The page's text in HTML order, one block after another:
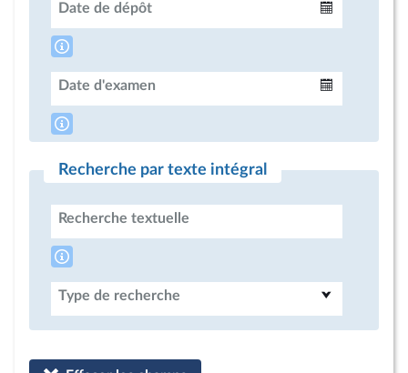
Date de dépôt
Date d'examen
Recherche par texte intégral
Recherche textuelle
Type de recherche